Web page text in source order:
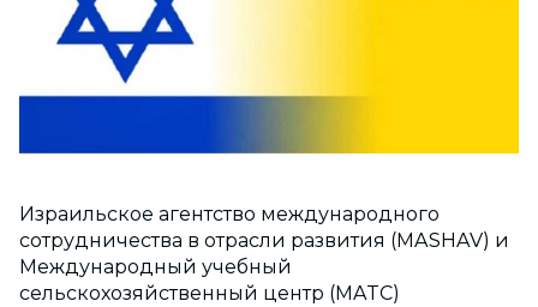
Израильское агентство международного
сотрудничества в отрасли развития (MASHAV) и
Международный учебный
сельскохозяйственный центр (MATC)